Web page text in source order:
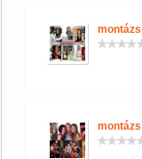
montázs
montázs